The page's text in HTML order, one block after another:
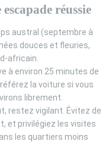
réussie
austral (septembre à
douces et fleuries,
africain.
à environ 25 minutes de
la voiture si vous
librement.
restez vigilant. Évitez de
et privilégiez les visites
les quartiers moins